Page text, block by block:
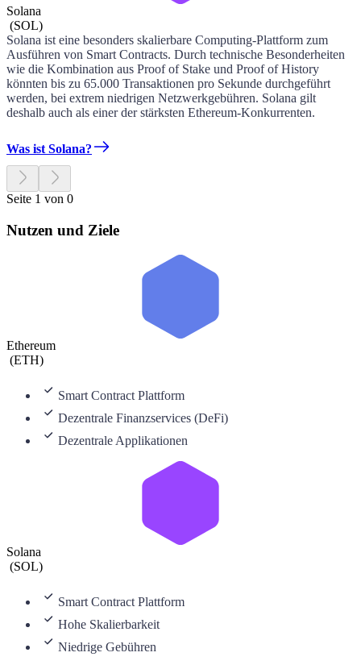
Solana
(SOL)
Solana ist eine besonders skalierbare Computing-Plattform zum
Ausführen von Smart Contracts. Durch technische Besonderheiten
wie die Kombination aus Proof of Stake und Proof of History
könnten bis zu 65.000 Transaktionen pro Sekunde durchgeführt
werden, bei extrem niedrigen Netzwerkgebühren. Solana gilt
deshalb auch als einer der stärksten Ethereum-Konkurrenten.
Was ist Solana?
Seite 1 von 0
Nutzen und Ziele
Ethereum
(ETH)
Smart Contract Plattform
Dezentrale Finanzservices (DeFi)
Dezentrale Applikationen
Solana
(SOL)
Smart Contract Plattform
Hohe Skalierbarkeit
Niedrige Gebühren